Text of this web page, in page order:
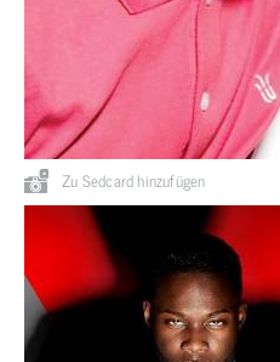
Zu Sedcard hinzufügen